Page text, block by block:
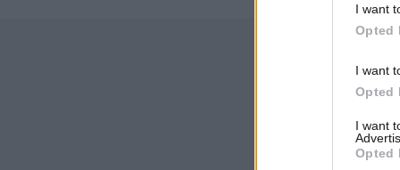
I want
Opted
I want
Opted
I want
Opted